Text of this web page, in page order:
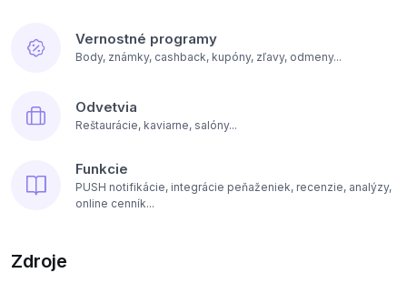
Vernostné programy
Body, známky, cashback, kupóny, zľavy, odmeny...
Odvetvia
Reštaurácie, kaviarne, salóny...
Funkcie
PUSH notifikácie, integrácie peňaženiek, recenzie, analýzy,
online cenník...
Zdroje